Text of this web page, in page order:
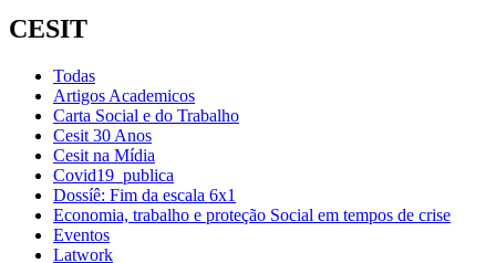
CESIT
Todas
Artigos Academicos
Carta Social e do Trabalho
Cesit 30 Anos
Cesit na Mídia
Covid19_publica
Dossíê: Fim da escala 6x1
Economia, trabalho e proteção Social em tempos de crise
Eventos
Latwork